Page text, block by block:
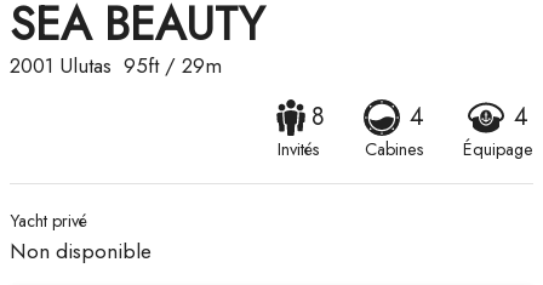
SEA BEAUTY
2001 Ulutas 95ft/ 29m
8
Invités
4
Cabines
4
Équipage
Yacht privé
Non disponible